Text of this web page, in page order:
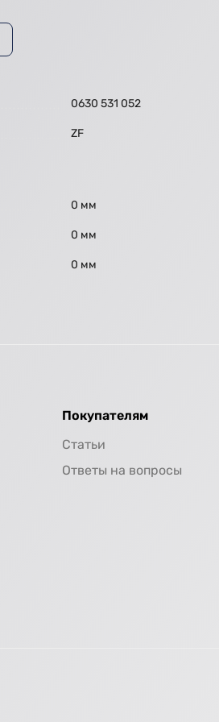
0630 531 052
ZF
0 мм
0 мм
0 мм
Покупателям
Статьи
Ответы на вопросы